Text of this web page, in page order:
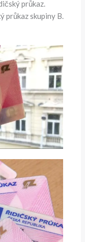
průkaz.
průkaz skupiny B.